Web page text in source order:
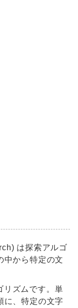
は探索アルゴ
中から特定の文
リズムです。単
に、特定の文字